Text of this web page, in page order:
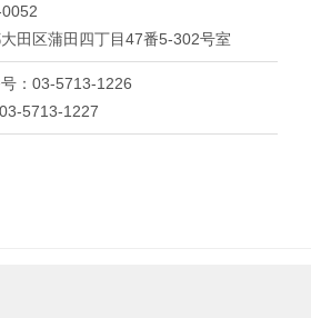
田区蒲田四丁目47番5-302号室
号：03-5713-1226
5713-1227